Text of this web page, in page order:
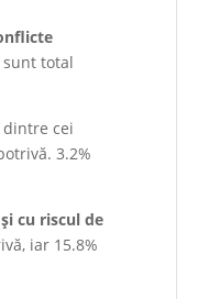
sunt total
dintre cei
3.2%
cu riscul de
iar 15.8%